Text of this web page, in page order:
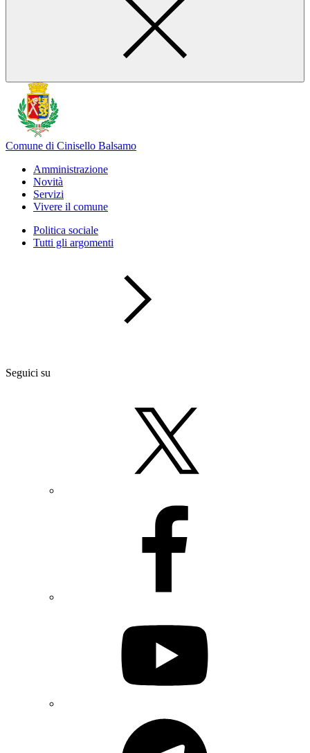
Comune di Cinisello Balsamo
Amministrazione
Novità
Servizi
Vivere il comune
Politica sociale
Tutti gli argomenti
Seguici su